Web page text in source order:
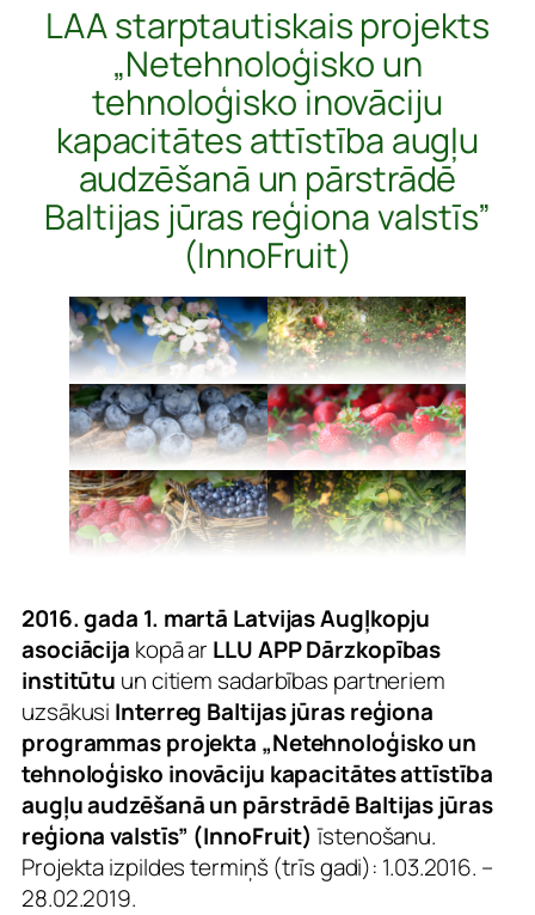
LAA starptautiskais projekts
„Netehnoloģisko un
tehnoloģisko inovāciju
kapacitātes attīstība augļu
audzēšanā un pārstrādē
Baltijas jūras reģiona valstīs”
(InnoFruit)
2016. gada 1. martā Latvijas Augļkopju
asociācija kopā ar LLU APP Dārzkopības
institūtu un citiem sadarbības partneriem
uzsākusi Interreg Baltijas jūras reģiona
programmas projekta „Netehnoloģisko un
tehnoloģisko inovāciju kapacitātes attīstība
augļu audzēšanā un pārstrādē Baltijas jūras
reģiona valstīs” (InnoFruit) īstenošanu.
Projekta izpildes termiņš (trīs gadi): 1.03.2016. –
28.02.2019.